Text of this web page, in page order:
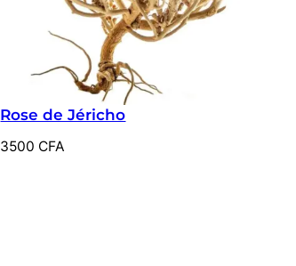
Rose de Jéricho
3500 CFA